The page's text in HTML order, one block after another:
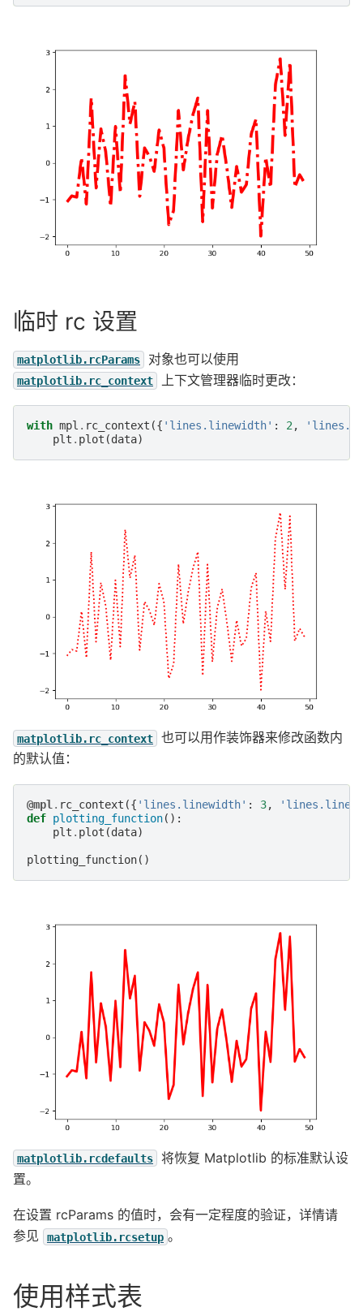
临时 rc 设置
matplotlib.rcParams 对象也可以使用
matplotlib.rc_context 上下文管理器临时更改：
with mpl . rc_context ({ 'lines.linewidth' : 2,
plt . plot (data)
matplotlib.rc_context
也可以用作装饰器来修改函数内
的默认值：
@mpl . rc_context ({ 'lines.linewidth' : 3,
def plotting_function():
plt . plot (data)
plotting_function()
matplotlib.rcdefaults
将恢复 Matplotlib 的标准默认设
置。
在设置 rcParams 的值时，会有一定程度的验证，详情请
参见
matplotlib.rcsetup 。
使用样式表